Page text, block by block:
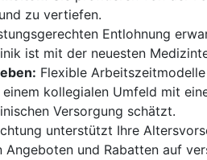
zu vertiefen.
Entlohnung
ist mit der neuesten
Flexible
kollegialen Umfeld mit
Versorgung schätzt.
unterstützt Ihre
Angeboten und Rabatten auf